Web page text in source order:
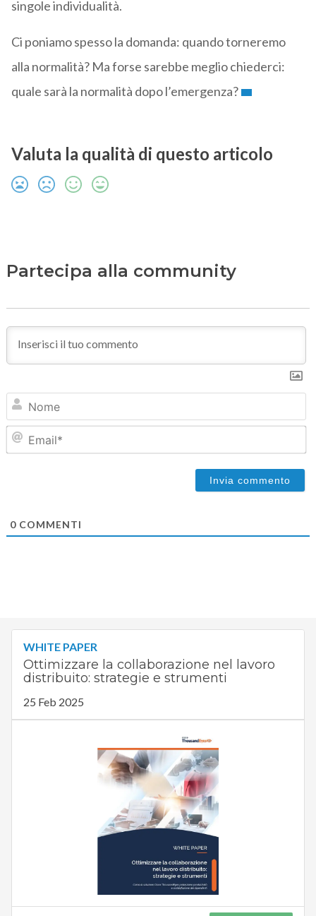
singole individualità.
Ci poniamo spesso la domanda: quando torneremo
alla normalità? Ma forse sarebbe meglio chiederci:
quale sarà la normalità dopo l’emergenza?
Valuta la qualità di questo articolo
Partecipa alla community
0COMMENTI
WHITE PAPER
Ottimizzare la collaborazione nel lavoro
distribuito: strategie e strumenti
25 Feb 2025